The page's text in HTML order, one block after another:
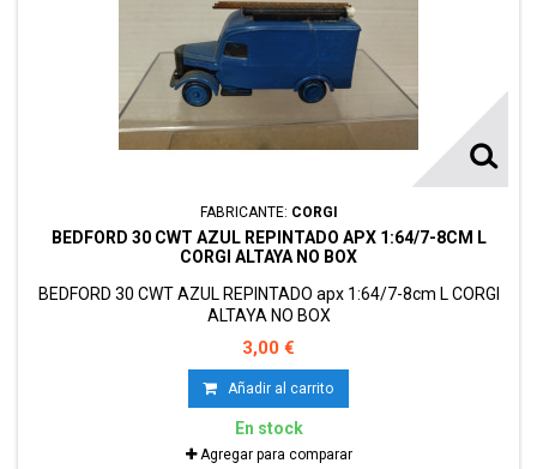
FABRICANTE: CORGI
BEDFORD 30 CWT AZUL REPINTADO APX 1:64/7-8CM L
CORGI ALTAYA NO BOX
BEDFORD 30 CWT AZUL REPINTADO apx 1:64/7-8cm L CORGI
ALTAYA NO BOX
3,00 €
Añadir al carrito
En stock
Agregar para comparar